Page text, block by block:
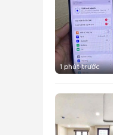
1 phút trước